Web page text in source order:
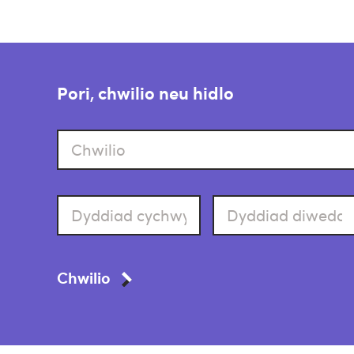
Pori, chwilio neu hidlo
Chwilio
Dyddiad
cychwyn
Dyddiad
diweddu
Chwilio